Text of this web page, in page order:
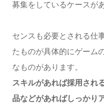
募集をしているケースが
センスも必要とされる仕
たものが具体的にゲーム
なものがあります。
スキルがあれば採用され
品などがあればしっかり